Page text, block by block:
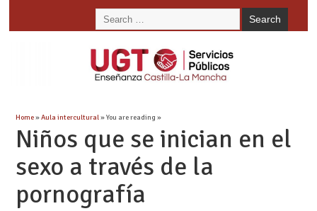
Home»Aula intercultural» You are reading »
Niños que se inician en el
sexo a través de la
pornografía